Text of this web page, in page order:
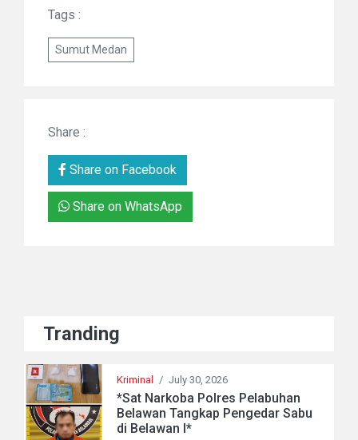
Tags :
Sumut Medan
Share :
Share on Facebook
Share on WhatsApp
Tranding
Kriminal / July 30, 2026
*Sat Narkoba Polres Pelabuhan
Belawan Tangkap Pengedar Sabu
di Belawan I*